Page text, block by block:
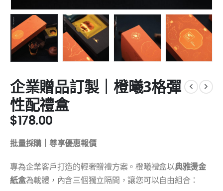
企業贈品訂製｜橙曦3格彈
性配禮盒
$178.00
批量採購｜尊享優惠報價
專為企業客戶打造的輕奢贈禮方案。橙曦禮盒以典雅燙金
紙盒為載體，內含三個獨立隔間，讓您可以自由組合：